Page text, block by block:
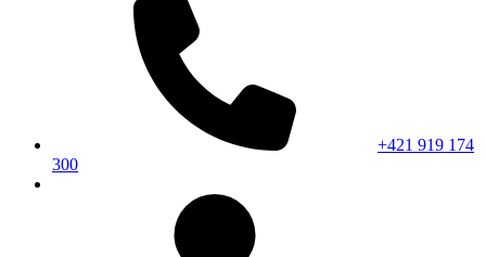
+421 919 174
300